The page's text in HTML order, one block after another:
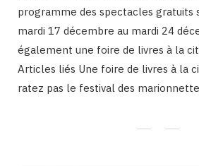
programme des spectacles gratuits
mardi 17 décembre au mardi 24
également une foire de livres à la
Articles liés Une foire de livres à la
ratez pas le festival des